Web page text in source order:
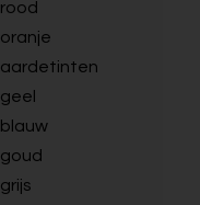
rood
oranje
aardetinten
geel
blauw
goud
grijs